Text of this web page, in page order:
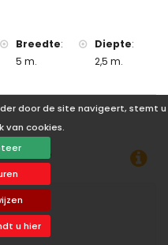
door de site navigeert, stemt u
van cookies.
u hier
van de villa)
Breedte:
5 m.
Diepte:
2,5 m.
om de